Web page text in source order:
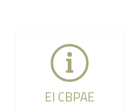
El CBPAE